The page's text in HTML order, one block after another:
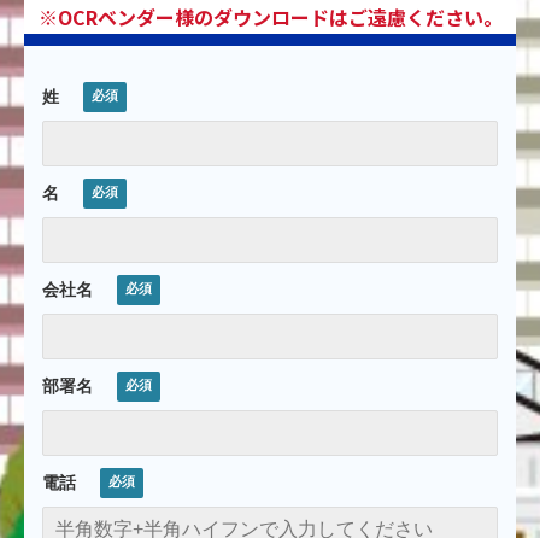
※OCRベンダー様のダウンロードはご遠慮ください。
姓
名
会社名
部署名
電話